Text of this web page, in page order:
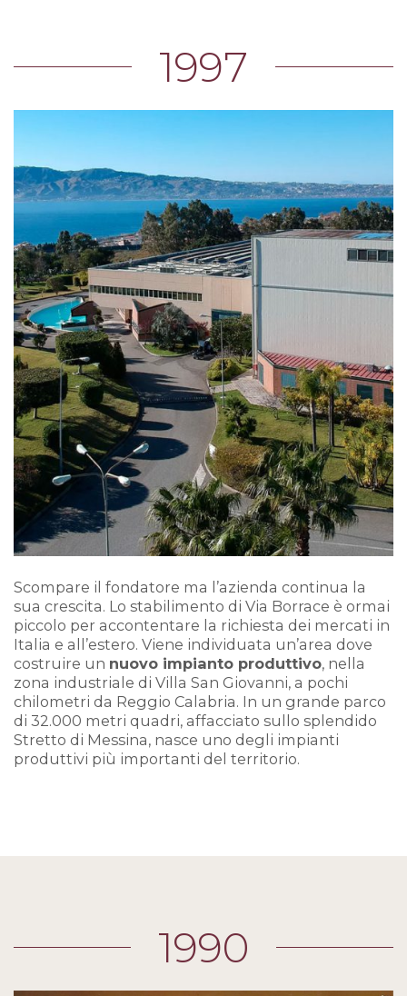
1997
Scompare il fondatore ma l’azienda continua la
sua crescita. Lo stabilimento di Via Borrace è ormai
piccolo per accontentare la richiesta dei mercati in
Italia e all’estero. Viene individuata un’area dove
costruire un nuovo impianto produttivo, nella
zona industriale di Villa San Giovanni, a pochi
chilometri da Reggio Calabria. In un grande parco
di 32.000 metri quadri, affacciato sullo splendido
Stretto di Messina, nasce uno degli impianti
produttivi più importanti del territorio.
1990